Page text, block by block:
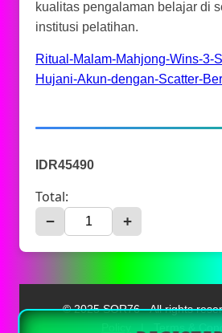
kualitas pengalaman belajar di
institusi pelatihan.
Ritual-Malam-Mahjong-Wins-3-
Hujani-Akun-dengan-Scatter-
IDR45490
Total:
− +
© 2025 SOR76 - All rights
Policy
Terms &